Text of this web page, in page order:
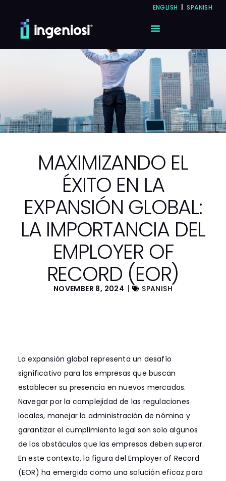
ENGLISH |SPANISH
MAXIMIZANDO EL
ÉXITO EN LA
EXPANSIÓN GLOBAL:
LA IMPORTANCIA DEL
EMPLOYER OF
RECORD (EOR)
NOVEMBER 8, 2024 SPANISH
La expansión global representa un desafío
significativo para las empresas que buscan
establecer su presencia en nuevos mercados.
Navegar por la complejidad de las regulaciones
locales, manejar la administración de nómina y
garantizar el cumplimiento legal son solo algunos
de los obstáculos que las empresas deben superar.
En este contexto, la figura del Employer of Record
(EOR) ha emergido como una solución eficaz para